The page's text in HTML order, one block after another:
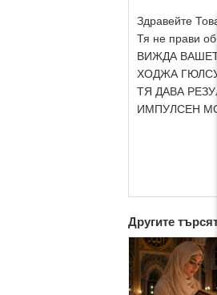
Здравейте
Тя не прави
ВИЖДА
ХОДЖА
ТЯ ДАВА
ИМПУЛСЕН
Другите